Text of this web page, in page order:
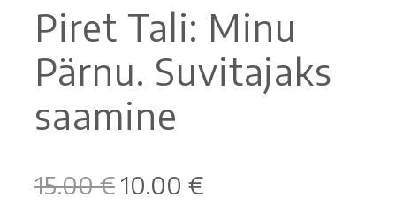
Piret Tali: Minu
Pärnu. Suvitajaks
saamine
15.00€ Alkuperäinen
10.00 €Nykyinen